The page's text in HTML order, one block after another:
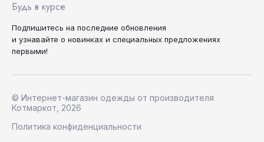
Будь в курсе
Подпишитесь на последние обновления
и узнавайте о новинках и специальных предложениях
первыми!
© Интернет-магазин одежды от производителя
Котмаркот, 2026
Политика конфиденциальности